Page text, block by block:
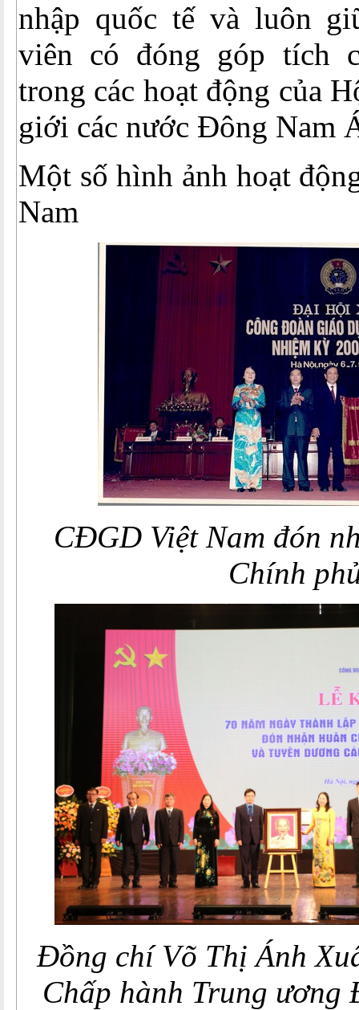
nhập quốc tế và luôn
viên có đóng góp tích
trong các hoạt động của
giới các nước Đông Nam
Một số hình ảnh hoạt
Nam
CĐGD Việt Nam đón
Chính
Đồng chí Võ Thị Ánh
Chấp hành Trung ương